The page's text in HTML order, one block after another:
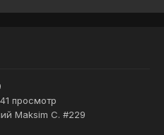
просмотр
Maksim C. #229